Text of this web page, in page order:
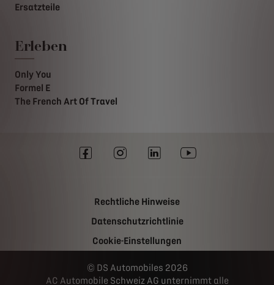
Ersatzteile
Erleben
Only You
Formel E
The French Art Of Travel
Rechtliche Hinweise
Datenschutzrichtlinie
Cookie-Einstellungen
DS Automobiles 2026
AC Automobile Schweiz AG unternimmt alle